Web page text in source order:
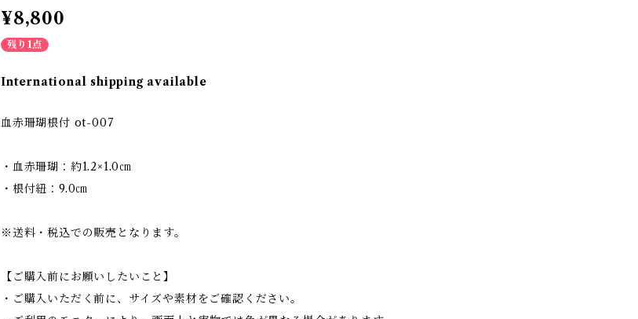
¥8,800
残り1点
International shipping available
血赤珊瑚根付 ot-007
・血赤珊瑚：約1.2×1.0㎝
・根付紐：9.0㎝
※送料・税込での販売となります。
【ご購入前にお願いしたいこと】
・ご購入いただく前に、サイズや素材をご確認ください。